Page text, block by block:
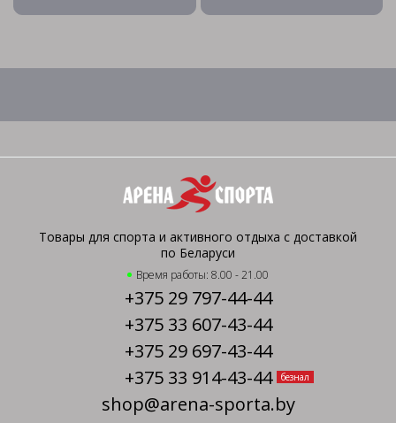
Товары для спорта и активного отдыха с доставкой
по Беларуси
Время работы: 8.00 - 21.00
+375 29 797-44-44
+375 33 607-43-44
+375 29 697-43-44
+375 33 914-43-44
безнал
shop@arena-sporta.by